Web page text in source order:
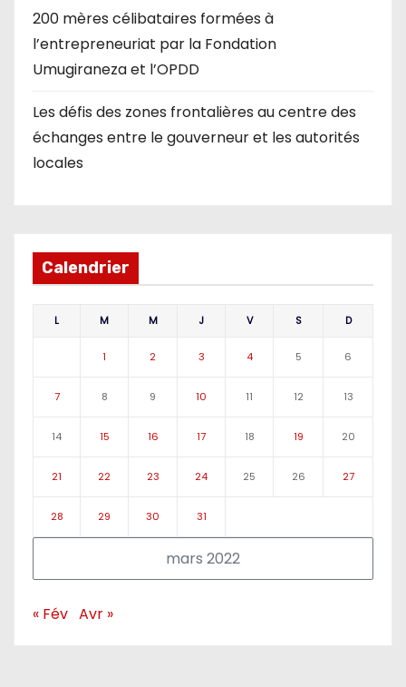
200 mères célibataires formées à
l’entrepreneuriat par la Fondation
Umugiraneza et l’OPDD
Les défis des zones frontalières au centre des
échanges entre le gouverneur et les autorités
locales
Calendrier
mars 2022
L M M J V S D
1 2 3 4 5 6
7 8 9 10 11 12 13
14 15 16 17 18 19 20
21 22 23 24 25 26 27
28 29 30 31
« Fév Avr »